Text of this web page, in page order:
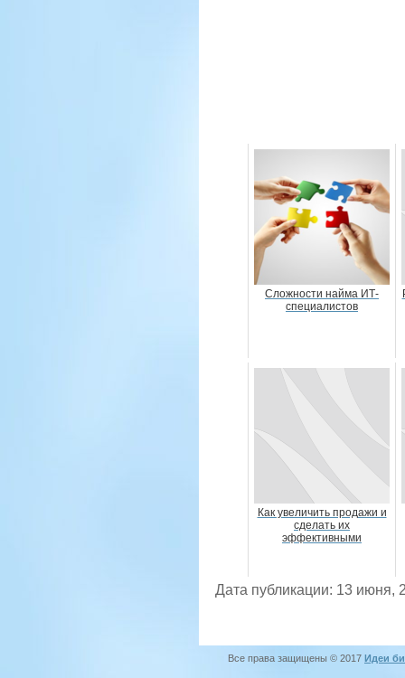
Сложности найма ИТ-
специалистов
Как увеличить продажи и
сделать их
эффективными
Дата публикации: 13 июня,
Все права защищены © 2017 Идеи